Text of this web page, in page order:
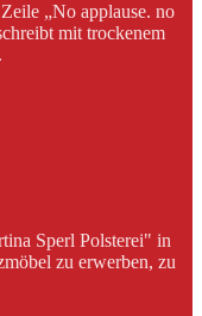
„No applause. no
mit trockenem
Sperl Polsterei" in
zu erwerben, zu